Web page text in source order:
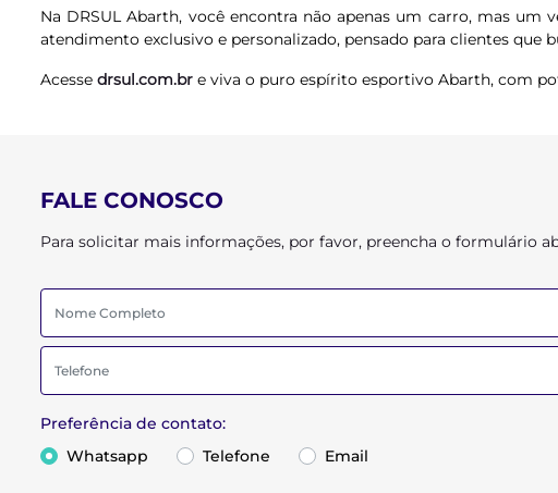
Na DRSUL Abarth, você encontra não apenas um carro, mas
atendimento exclusivo e personalizado, pensado para clientes que
Acesse drsul.com.br e viva o puro espírito esportivo Abarth, com
FALE CONOSCO
Para solicitar mais informações, por favor, preencha o formulário
Preferência de contato:
Whatsapp
Telefone Email